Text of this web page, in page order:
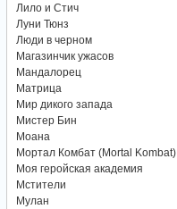
Лило и Стич
Луни Тюнз
Люди в черном
Магазинчик ужасов
Мандалорец
Матрица
Мир дикого запада
Мистер Бин
Моана
Мортал Комбат (Mortal Kombat)
Моя геройская академия
Мстители
Мулан